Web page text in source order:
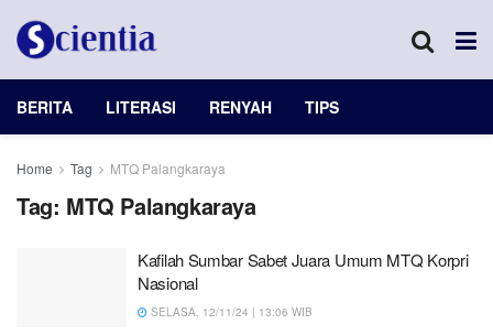
BERITA LITERASI RENYAH TIPS
Home Tag MTQ Palangkaraya
Tag: MTQ Palangkaraya
Kafilah Sumbar Sabet Juara Umum MTQ Korpri
Nasional
SELASA, 12/11/24 | 13:06 WIB